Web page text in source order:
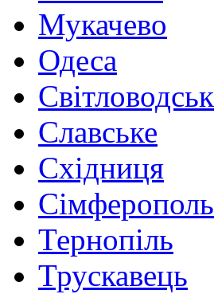
Мукачево
Одеса
Світловодськ
Славське
Східниця
Сімферополь
Тернопіль
Трускавець